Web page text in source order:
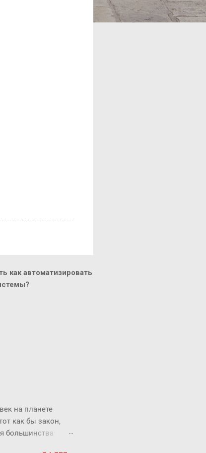
как автоматизировать
на планете
как бы закон,
большинства